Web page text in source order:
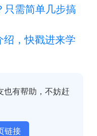
只需简单几步搞
绍，快戳进来学
也有帮助，不妨赶
链接